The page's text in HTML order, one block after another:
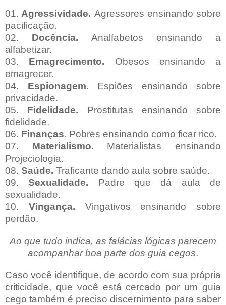
01. Agressividade. Agressores ensinando sobre
pacificação.
02. Docência. Analfabetos ensinando a
alfabetizar.
03. Emagrecimento. Obesos ensinando a
emagrecer.
04. Espionagem. Espiões ensinando sobre
privacidade.
05. Fidelidade. Prostitutas ensinando sobre
fidelidade.
06. Finanças. Pobres ensinando como ficar rico.
07. Materialismo. Materialistas ensinando
Projeciologia.
08. Saúde. Traficante dando aula sobre saúde.
09. Sexualidade. Padre que dá aula de
sexualidade.
10. Vingança. Vingativos ensinando sobre
perdão.
Ao que tudo indica, as falácias lógicas parecem
acompanhar boa parte dos guia cegos.
Caso você identifique, de acordo com sua própria
criticidade, que você está cercado por um guia
cego também é preciso discernimento para saber